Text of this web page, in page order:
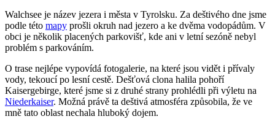
Walchsee je název jezera i města v Tyrolsku. Za deštivého dne jsme
podle této mapy prošli okruh nad jezero a ke dvěma vodopádům. V
obci je několik placených parkovišť, kde ani v letní sezóně nebyl
problém s parkováním.
O trase nejlépe vypovídá fotogalerie, na které jsou vidět i přívaly
vody, tekoucí po lesní cestě. Dešťová clona halila pohoří
Kaisergebirge, které jsme si z druhé strany prohlédli při výletu na
Niederkaiser. Možná právě ta deštivá atmosféra způsobila, že ve
mně tato oblast nechala hluboký dojem.